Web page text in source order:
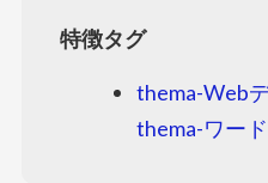
特徴タグ
thema-Web
thema-ワー